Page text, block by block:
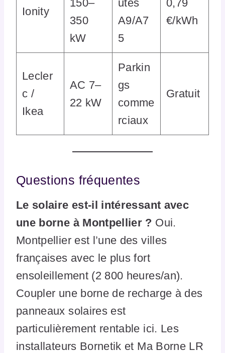
Ionity
150–
350
kW
utes
A9/A7
5
0,79
€/kWh
Lecler
c /
Ikea
AC 7–
22 kW
Parkin
gs
comme
rciaux
Gratuit
Questions fréquentes
Le solaire est-il intéressant avec
une borne à Montpellier ? Oui.
Montpellier est l’une des villes
françaises avec le plus fort
ensoleillement (2 800 heures/an).
Coupler une borne de recharge à des
panneaux solaires est
particulièrement rentable ici. Les
installateurs Bornetik et Ma Borne LR